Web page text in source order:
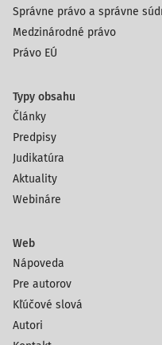
Správne právo a správne
Medzinárodné právo
Právo EÚ
Typy obsahu
Články
Predpisy
Judikatúra
Aktuality
Webináre
Web
Nápoveda
Pre autorov
Kľúčové slová
Autori